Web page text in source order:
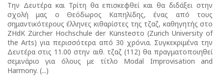
Την Δευτέρα και Τρίτη θα επισκεφθεί και θα διδάξει στην
σχολή μας ο Θεόδωρος Καπηλίδης, ένας από τους
σημαντικότερους έλληνες κιθαρίστες της τζαζ, καθηγητής στο
ZHdK Zürcher Hochschule der Künsteστο (Ζurich University of
the Arts) για περισσότερα από 30 χρόνια. Συγκεκριμένα την
Δευτέρα στις 11.00 στην αιθ. τζαζ (112) θα πραγματοποιηθεί
σεμινάριο για όλους με τίτλο Modal Improvisation and
Harmony. (...)